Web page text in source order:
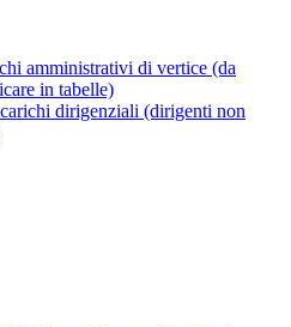
amministrativi di vertice (da
in tabelle)
dirigenziali (dirigenti non